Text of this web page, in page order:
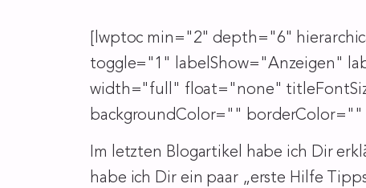
[lwptoc min="2" depth="6"
toggle="1" labelShow="Anzeigen"
width="full" float="none"
backgroundColor=""
Im letzten Blogartikel habe ich Dir
habe ich Dir ein paar „erste Hilfe